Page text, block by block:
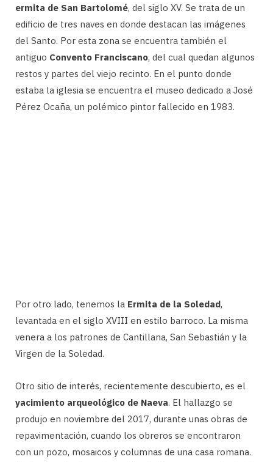
ermita de San Bartolomé, del siglo XV. Se trata de un
edificio de tres naves en donde destacan las imágenes
del Santo. Por esta zona se encuentra también el
antiguo Convento Franciscano, del cual quedan algunos
restos y partes del viejo recinto. En el punto donde
estaba la iglesia se encuentra el museo dedicado a José
Pérez Ocaña, un polémico pintor fallecido en 1983.
Por otro lado, tenemos la Ermita de la Soledad,
levantada en el siglo XVIII en estilo barroco. La misma
venera a los patrones de Cantillana, San Sebastián y la
Virgen de la Soledad.
Otro sitio de interés, recientemente descubierto, es el
yacimiento arqueológico de Naeva. El hallazgo se
produjo en noviembre del 2017, durante unas obras de
repavimentación, cuando los obreros se encontraron
con un pozo, mosaicos y columnas de una casa romana.